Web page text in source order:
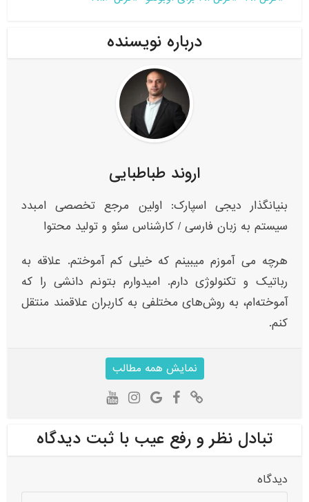
درباره نویسنده
اروند طباطبایی
بنیانگذار دیجی اسپارک: اولین مرجع تخصصی امبدد
سیستم به زبان فارسی / کارشناس سئو و تولید محتوا
هرچه می آموزم میبینم که خیلی کم آموختم. علاقه به
رباتیک و تکنولوژی دارم. امیدوارم بتونم دانشی را که
آموخته‌ام، به روش‌های مختلفی به کاربران علاقمند منتقل
کنم.
نمایش همه مطالب
تبادل نظر و رفع عیب با ثبت دیدگاه
دیدگاه